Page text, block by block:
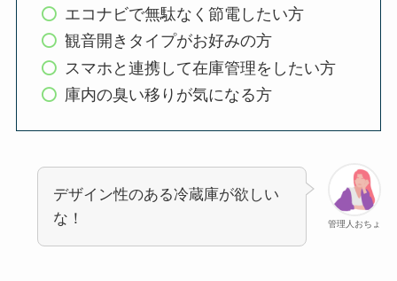
エコナビで無駄なく節電したい方
観音開きタイプがお好みの方
スマホと連携して在庫管理をしたい方
庫内の臭い移りが気になる方
管理人おちょ
デザイン性のある冷蔵庫が欲しい
な！